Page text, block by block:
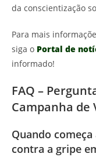
da conscientização
Para mais
siga o Portal de
informado!
FAQ –
Campanha de
Quando
contra a gripe